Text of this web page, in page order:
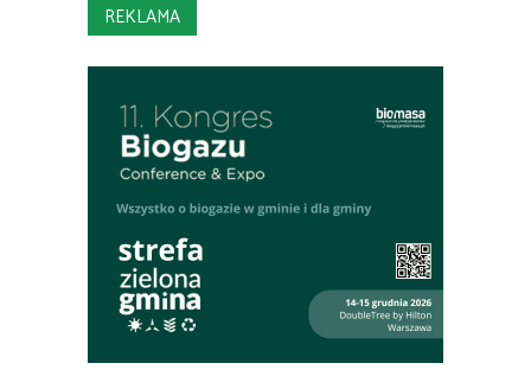
REKLAMA